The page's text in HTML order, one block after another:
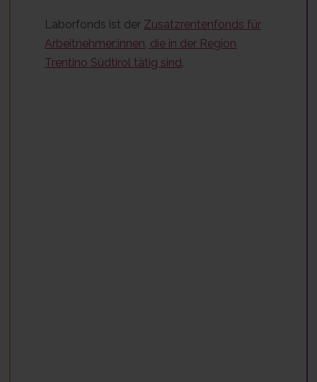
Laborfonds ist der Zusatzrentenfonds für
Arbeitnehmer:innen, die in der Region
Trentino­ Südtirol tätig sind.